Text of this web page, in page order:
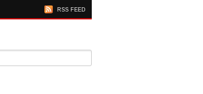
RSS FEED